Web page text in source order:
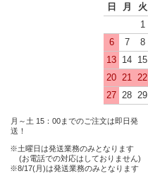
日
月 火
1
6
7 8
13 14 15
20 21 22
27 28 29
月～土 15：00までのご注文は即日発
送！
※土曜日は発送業務のみとなります
(お電話での対応はしておりません)
※8/17(月)は発送業務のみとなります